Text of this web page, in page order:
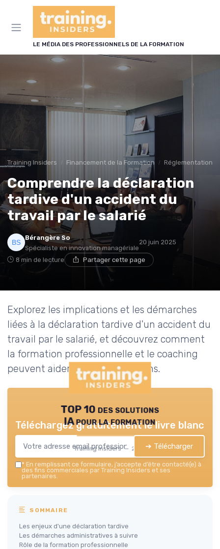
LE MÉDIA DES PROFESSIONNELS DE LA FORMATION
Training Insiders Financement de la Formation Réglementation
Comprendre la déclaration
tardive d'un accident du
travail par le salarié
Bérangère So
Spécialiste en innovation managériale
20 juin 2025
8 min de lecture Partager cette page
Explorez les implications et les démarches
liées à la déclaration tardive d'un accident du
travail par le salarié, et découvrez comment
la formation professionnelle et le coaching
peuvent aider dans ces situations.
TOP 10 des solutions
IA pour la formation
Training Insiders — 2026
Téléchargez gratuitement le livre blanc
➔ Télécharger
* En remplissant ce formulaire, j’accepte d’être contacté(e) à
des fins commerciales par Training Insiders et ses
partenaires.
SOMMAIRE
Les enjeux d'une déclaration tardive
Les démarches administratives à suivre
Rôle de la formation professionnelle
Panneau de gestion des cookies